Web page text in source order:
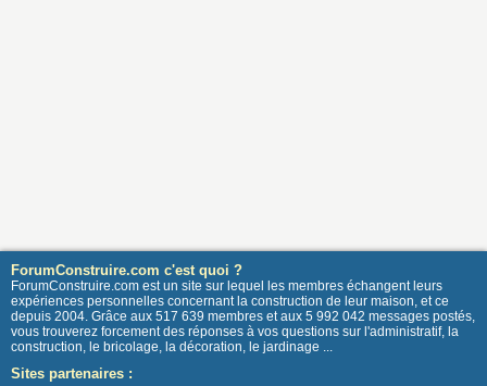
ForumConstruire.com c'est quoi ?
ForumConstruire.com est un site sur lequel les membres échangent leurs
expériences personnelles concernant la construction de leur maison, et ce
depuis 2004. Grâce aux 517 639 membres et aux 5 992 042 messages postés,
vous trouverez forcement des réponses à vos questions sur l'administratif, la
construction, le bricolage, la décoration, le jardinage ...
Sites partenaires :